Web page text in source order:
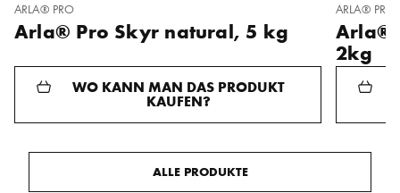
ZU
FAVORITEN
HINZUFÜGEN
ARLA® PRO
Arla® Pro Skyr natural, 5 kg
WO KANN MAN DAS PRODUKT
KAUFEN?
ZU
FAVORITEN
ARLA® PRO
Arla®
2kg
ALLE PRODUKTE